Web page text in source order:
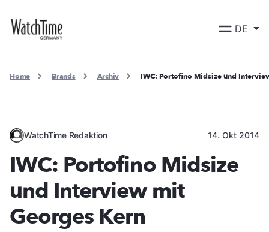
DE
Home Brands Archiv IWC: Portofino Midsize und
WatchTime Redaktion 14. Okt 2014
IWC: Portofino Midsize
und Interview mit
Georges Kern